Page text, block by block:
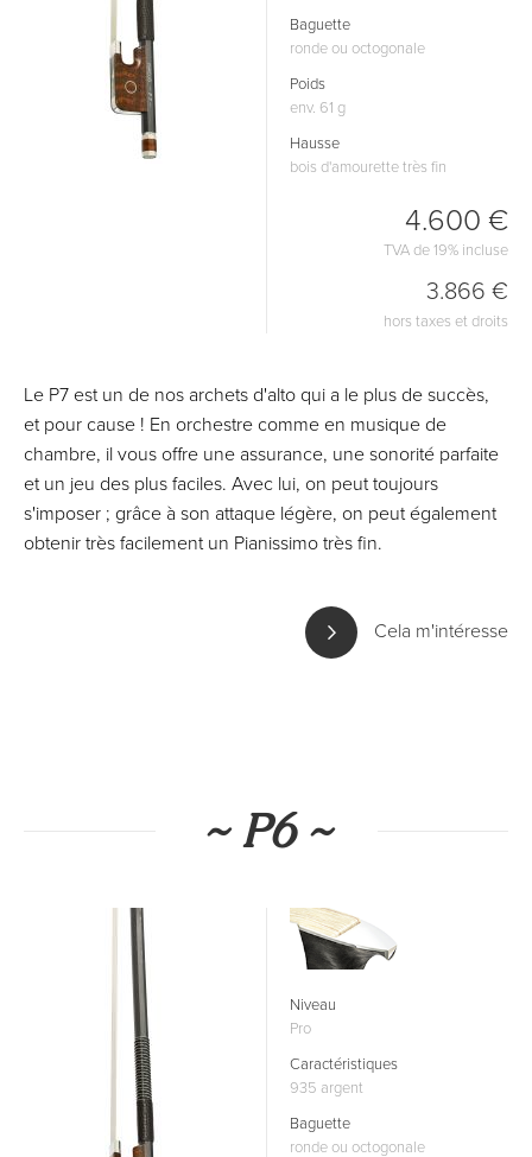
Baguette
ronde ou octogonale
Poids
env. 61 g
Hausse
bois d'amourette très fin
4.600 €
TVA de 19% incluse
3.866 €
hors taxes et droits
Le P7 est un de nos archets d'alto qui a le plus de succès,
et pour cause ! En orchestre comme en musique de
chambre, il vous offre une assurance, une sonorité parfaite
et un jeu des plus faciles. Avec lui, on peut toujours
s'imposer ; grâce à son attaque légère, on peut également
obtenir très facilement un Pianissimo très fin.
Cela m'intéresse
~ P6 ~
Niveau
Pro
Caractéristiques
935 argent
Baguette
ronde ou octogonale